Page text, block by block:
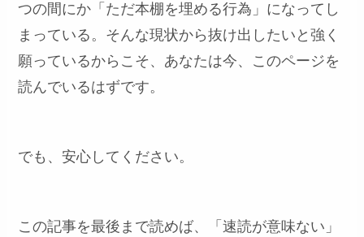
つの間にか「ただ本棚を埋める行為」になってし
まっている。そんな現状から抜け出したいと強く
願っているからこそ、あなたは今、このページを
読んでいるはずです。
でも、安心してください。
この記事を最後まで読めば、「速読が意味ない」